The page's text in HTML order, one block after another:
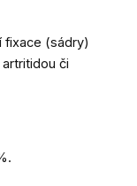
fixace (sádry)
či